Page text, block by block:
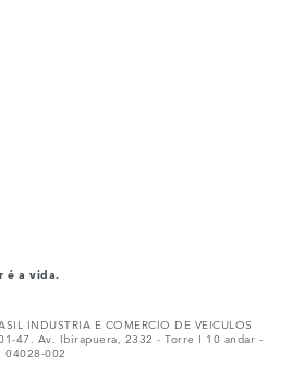
é a vida.
INDUSTRIA E COMERCIO DE VEICULOS
47. Av. Ibirapuera, 2332 - Torre I 10 andar -
04028-002